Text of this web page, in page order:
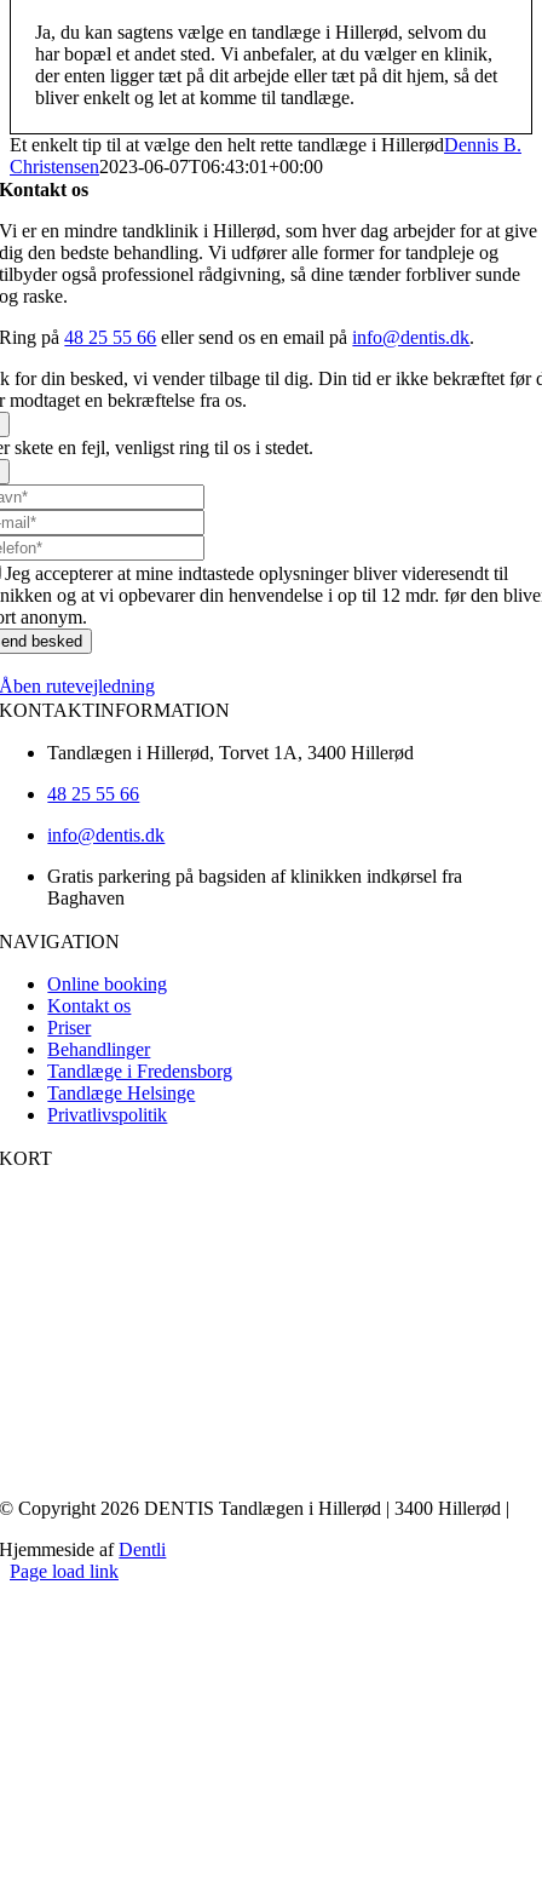
Ja, du kan sagtens vælge en tandlæge i Hillerød, selvom du
har bopæl et andet sted. Vi anbefaler, at du vælger en klinik,
der enten ligger tæt på dit arbejde eller tæt på dit hjem, så det
bliver enkelt og let at komme til tandlæge.
Et enkelt tip til at vælge den helt rette tandlæge i HillerødDennis B.
Christensen2023-06-07T06:43:01+00:00
Kontakt os
Vi er en mindre tandklinik i Hillerød, som hver dag arbejder for at give
dig den bedste behandling. Vi udfører alle former for tandpleje og
tilbyder også professionel rådgivning, så dine tænder forbliver sunde
og raske.
Ring på48 25 55 66 eller send os en email påinfo@dentis.dk.
for din besked, vi vender tilbage til dig. Din tid er ikke bekræftet før
modtaget en bekræftelse fra os.
skete en fejl, venligst ring til os i stedet.
Jeg accepterer at mine indtastede oplysninger bliver videresendt til
og at vi opbevarer din henvendelse i op til 12 mdr. før den
anonym.
besked
Åben rutevejledning
KONTAKTINFORMATION
Tandlægen i Hillerød, Torvet 1A, 3400 Hillerød
48 25 55 66
info@dentis.dk
Gratis parkering på bagsiden af klinikken indkørsel fra
Baghaven
NAVIGATION
Online booking
Kontakt os
Priser
Behandlinger
Tandlæge i Fredensborg
Tandlæge Helsinge
Privatlivspolitik
KORT
© Copyright 2026 DENTIS Tandlægen i Hillerød | 3400 Hillerød |
Hjemmeside afDentli
Page load link